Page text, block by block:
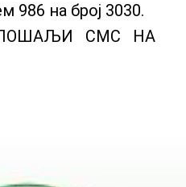
986 на број 3030.
СМС НА